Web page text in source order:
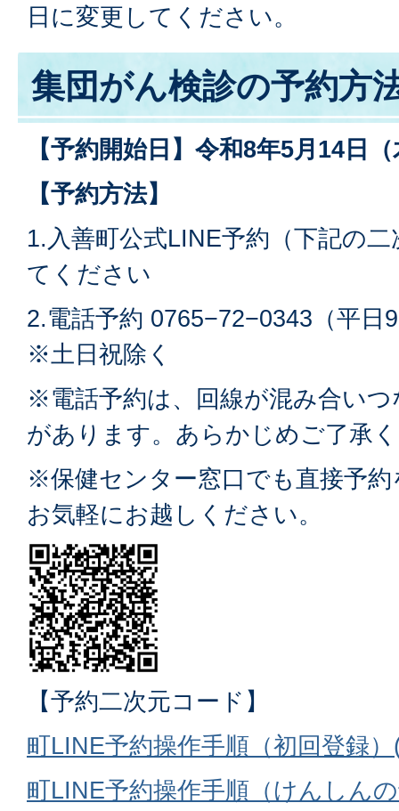
日に変更してください。
集団がん検診の予約方
【予約開始日】令和8年5月14日
【予約方法】
1.入善町公式LINE予約（下記の
てください
2.電話予約 0765−72−0343（平日
※土日祝除く
※電話予約は、回線が混み合い
があります。あらかじめご了承
※保健センター窓口でも直接予
お気軽にお越しください。
【予約二次元コード】
町LINE予約操作手順（初回登録
町LINE予約操作手順（けんしん